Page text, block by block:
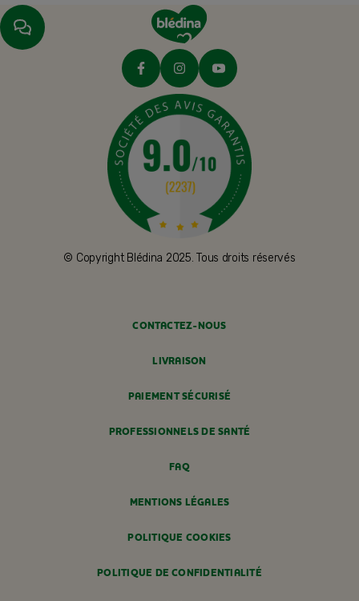
© Copyright Blédina 2025. Tous droits réservés
CONTACTEZ-NOUS
LIVRAISON
PAIEMENT SÉCURISÉ
PROFESSIONNELS DE SANTÉ
FAQ
MENTIONS LÉGALES
POLITIQUE COOKIES
POLITIQUE DE CONFIDENTIALITÉ